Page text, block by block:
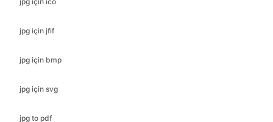
jpg için bmp
jpg için svg
jpg to pdf
jpg için png